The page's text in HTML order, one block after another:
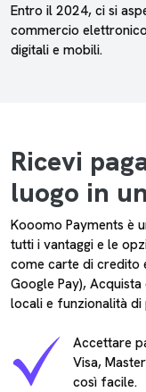
Entro il 2024, ci si
commercio
digitali e mobili.
Ricevi
luogo in
Kooomo Payments è
tutti i vantaggi e le
come carte di credito
Google Pay),
locali e funzionalità di
Accettare
Visa,
così facile.